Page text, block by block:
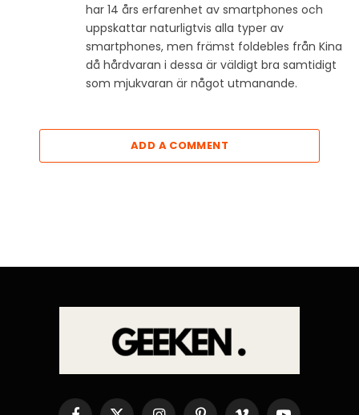
har 14 års erfarenhet av smartphones och
uppskattar naturligtvis alla typer av
smartphones, men främst foldebles från Kina
då hårdvaran i dessa är väldigt bra samtidigt
som mjukvaran är något utmanande.
ADD A COMMENT